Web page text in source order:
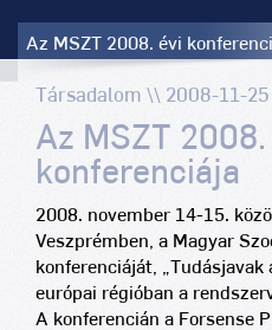
Az MSZT 2008. évi
Társadalom \\ 2008-11-25
Az MSZT 2008.
konferenciája
2008. november 14-15.
Veszprémben, a Magyar
konferenciáját,
európai régióban a
A konferencián a Forsense